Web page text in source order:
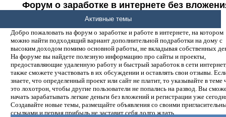
Форум о заработке в интернете без
денег.
Добро пожаловать на форум о заработке и работе в интернете, на котором
можно найти подходящий вариант дополнительной подработки на дому с
высоким доходом помимо основной работы, не вкладывая собственных
На форуме вы найдете полезную информацию про сайты и проекты,
предоставляющие удаленную работу и быстрый заработок в сети
также сможете участвовать в их обсуждении и оставлять свои отзывы.
знаете, что определенный проект или сайт не платит, то указывайте в теме
это лохотрон, чтобы другие пользователи не попались на развод. Вы
начать зарабатывать легкие деньги без вложений и регистрации уже
Создавайте новые темы, размещайте объявления со своими
ссылками и первая прибыль не заставит себя долго ждать.
Активные темы